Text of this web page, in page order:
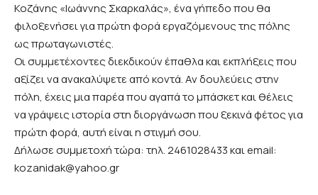
Κοζάνης «Ιωάννης Σκαρκαλάς», ένα γήπεδο που θα
φιλοξενήσει για πρώτη φορά εργαζόμενους της πόλης
ως πρωταγωνιστές.
Οι συμμετέχοντες διεκδικούν έπαθλα και εκπλήξεις που
αξίζει να ανακαλύψετε από κοντά. Αν δουλεύεις στην
πόλη, έχεις μια παρέα που αγαπά το μπάσκετ και θέλεις
να γράψεις ιστορία στη διοργάνωση που ξεκινά φέτος για
πρώτη φορά, αυτή είναι η στιγμή σου.
Δήλωσε συμμετοχή τώρα: τηλ. 2461028433 και email:
kozanidak@yahoo.gr